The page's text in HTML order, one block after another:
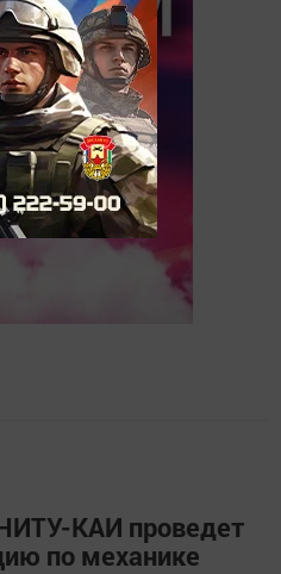
КАИ проведет
по механике